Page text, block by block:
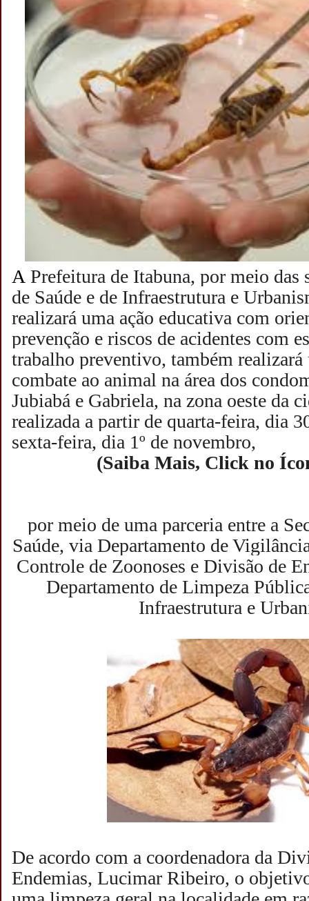
A Prefeitura de Itabuna, por meio das
de Saúde e de Infraestrutura e
realizará uma ação educativa com
prevenção e riscos de acidentes com
trabalho preventivo, também
combate ao animal na área dos
Jubiabá e Gabriela, na zona oeste da
realizada a partir de quarta-feira, dia
sexta-feira, dia 1º de novembro,
(Saiba Mais, Click no
por meio de uma parceria entre a
Saúde, via Departamento de
Controle de Zoonoses e Divisão de
Departamento de Limpeza
Infraestrutura e
De acordo com a coordenadora da
Endemias, Lucimar Ribeiro, o